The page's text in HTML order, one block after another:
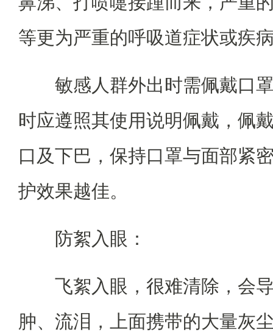
等更为严重的呼吸道症状或疾
敏感人群外出时需佩戴口
时应遵照其使用说明佩戴，佩
口及下巴，保持口罩与面部紧
护效果越佳。
防絮入眼：
飞絮入眼，很难清除，会
肿、流泪，上面携带的大量灰